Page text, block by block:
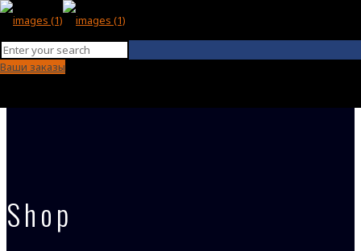
Ваши заказы
Shop